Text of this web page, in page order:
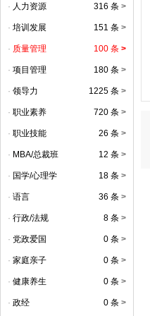
· 人力资源 316 条 >
· 培训发展 151 条 >
· 质量管理 100 条 >
· 项目管理 180 条 >
· 领导力 1225 条 >
· 职业素养 720 条 >
· 职业技能 26 条 >
· MBA/总裁班 12 条 >
· 国学/心理学 18 条 >
· 语言 36 条 >
· 行政/法规 8 条 >
· 党政爱国 0 条 >
· 家庭亲子 0 条 >
· 健康养生 0 条 >
· 政经 0 条 >